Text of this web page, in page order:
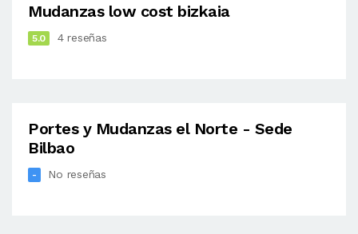
Mudanzas low cost bizkaia
5.0 4 reseñas
Portes y Mudanzas el Norte - Sede
Bilbao
- No reseñas